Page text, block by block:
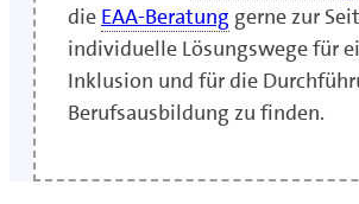
die EAA-Beratung gerne zur
individuelle Lösungswege für
Inklusion und für die
Berufsausbildung zu finden.